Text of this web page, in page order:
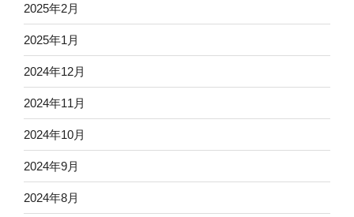
2025年2月
2025年1月
2024年12月
2024年11月
2024年10月
2024年9月
2024年8月